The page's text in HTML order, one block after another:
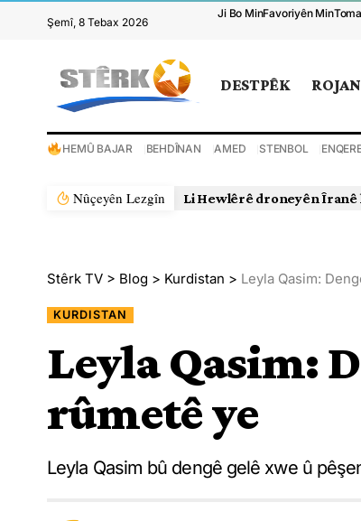
Şemî, 8 Tebax 2026
Ji Bo MinFavoriyên Min
DESTPÊK
HEMÛ BAJAR BEHDÎNAN AMED STENBOL
Nûçeyên Lezgîn Li Hewlêrê droneyên Îranê
Stêrk TV > Blog > Kurdistan > Leyla Qasim:
KURDISTAN
Leyla Qasim:
rûmetê ye
Leyla Qasim bû dengê gelê xwe û